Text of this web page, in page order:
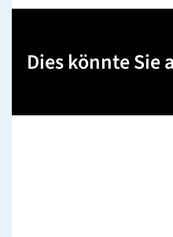
Dies könnte Sie